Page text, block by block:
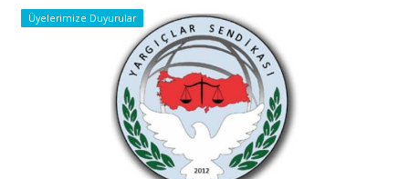
Üyelerimize Duyurular